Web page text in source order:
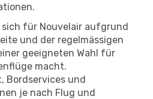
sich für Nouvelair aufgrund
und der regelmässigen
geeigneten Wahl für
macht.
Bordservices und
je nach Flug und